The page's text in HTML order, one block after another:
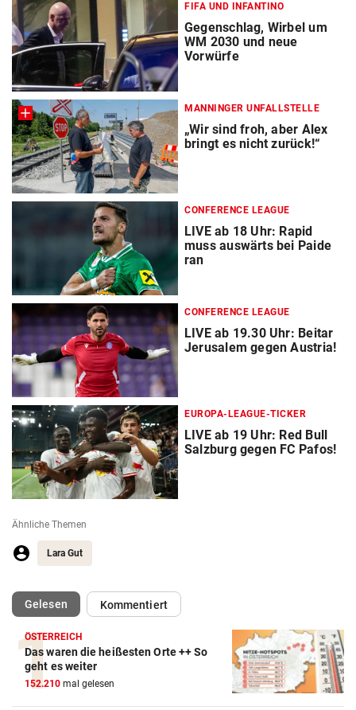
FIFA UND INFANTINO
Gegenschlag, Wirbel um
WM 2030 und neue
Vorwürfe
MANNINGER UNFALLSTELLE
„Wir sind froh, aber Alex
bringt es nicht zurück!“
CONFERENCE LEAGUE
LIVE ab 18 Uhr: Rapid
muss auswärts bei Paide
ran
CONFERENCE LEAGUE
LIVE ab 19.30 Uhr: Beitar
Jerusalem gegen Austria!
EUROPA-LEAGUE-TICKER
LIVE ab 19 Uhr: Red Bull
Salzburg gegen FC Pafos!
Ähnliche Themen
Lara Gut
Gelesen(ausgewählt)Kommentiert
ÖSTERREICH
Das waren die heißesten Orte ++ So
geht es weiter
152.210 mal gelesen
Action-Cam Vergleich
ZUM VERGLEICH